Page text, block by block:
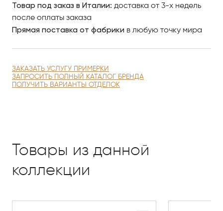
Товар под заказ в Италии: доставка от 3-х недель
после оплаты заказа
Прямая поставка от фабрики в любую точку мира
ЗАКАЗАТЬ УСЛУГУ ПРИМЕРКИ
ЗАПРОСИТЬ ПОЛНЫЙ КАТАЛОГ БРЕНДА
ПОЛУЧИТЬ ВАРИАНТЫ ОТДЕЛОК
Товары из данной
коллекции